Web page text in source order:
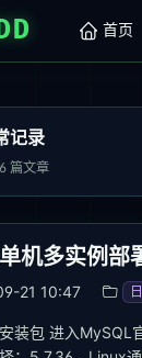
首页
记录
篇文章
机多实例部
21 10:47
安装包 进入